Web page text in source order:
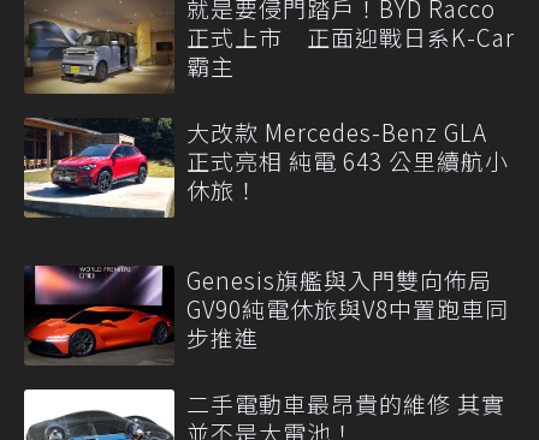
就是要侵門踏戶！BYD Racco
正式上市 正面迎戰日系K-Car
霸主
大改款 Mercedes-Benz GLA
正式亮相 純電 643 公里續航小
休旅！
Genesis旗艦與入門雙向佈局
GV90純電休旅與V8中置跑車同
步推進
二手電動車最昂貴的維修 其實
並不是大電池！